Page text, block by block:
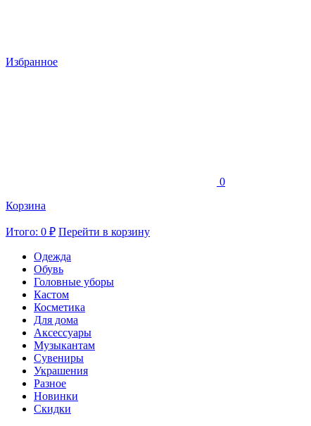
Избранное
0
Корзина
Итого: 0 ₽ Перейти в корзину
Одежда
Обувь
Головные уборы
Кастом
Косметика
Для дома
Аксессуары
Музыкантам
Сувениры
Украшения
Разное
Новинки
Скидки